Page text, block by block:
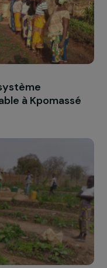
une
filles à
femmes et les